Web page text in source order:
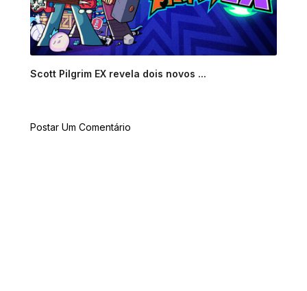
Scott Pilgrim EX revela dois novos ...
Postar Um Comentário